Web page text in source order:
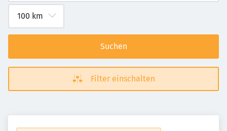
Suchen
Filter einschalten